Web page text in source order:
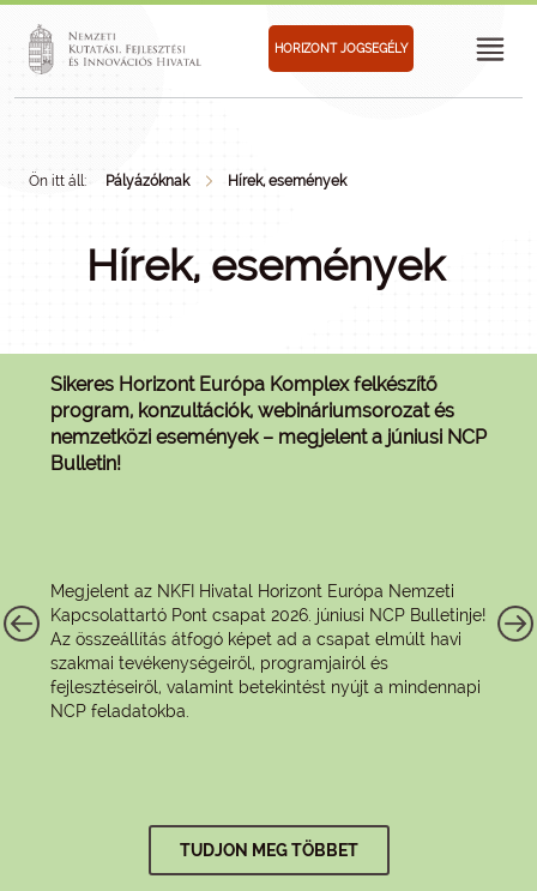
HORIZONT JOGSEGÉLY
Ön itt áll: Pályázóknak Hírek, események
Hírek, események
Sikeres Horizont Európa Komplex felkészítő
program, konzultációk, webináriumsorozat és
nemzetközi események – megjelent a júniusi NCP
Bulletin!
Megjelent az NKFI Hivatal Horizont Európa Nemzeti
Kapcsolattartó Pont csapat 2026. júniusi NCP Bulletinje!
Az összeállítás átfogó képet ad a csapat elmúlt havi
szakmai tevékenységeiről, programjairól és
fejlesztéseiről, valamint betekintést nyújt a mindennapi
NCP feladatokba.
TUDJON MEG TÖBBET